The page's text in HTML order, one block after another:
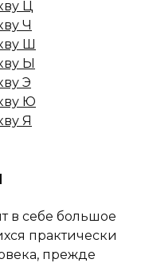
Ц
Ч
Ш
Ы
Э
Ю
Я
в себе большое
практически
прежде